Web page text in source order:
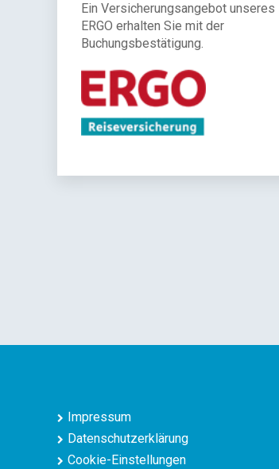
Ein Versicherungsangebot unseres
ERGO erhalten Sie mit der
Buchungsbestätigung.
Impressum
Datenschutzerklärung
Cookie-Einstellungen